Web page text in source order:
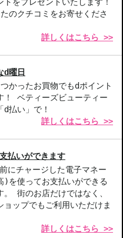
。予めご了承ください。
配送用箱の関係で荷物を分割
ご了承ください。また、明細
。
活気に満ちた魅力的な香り
さを表現した香りのインス
出かけまで対応できる美し
たい方
のクチコミをお寄せくださ
詳しくはこちら >>
d曜日
かったお買物でもdポイント
！ ベティーズビューティー
払い」で！
詳しくはこちら >>
払いができます
にチャージした電子マネー
)を使ってお支払いができる
。 街のお店だけではなく、
ョップでもご利用いただけま
詳しくはこちら >>